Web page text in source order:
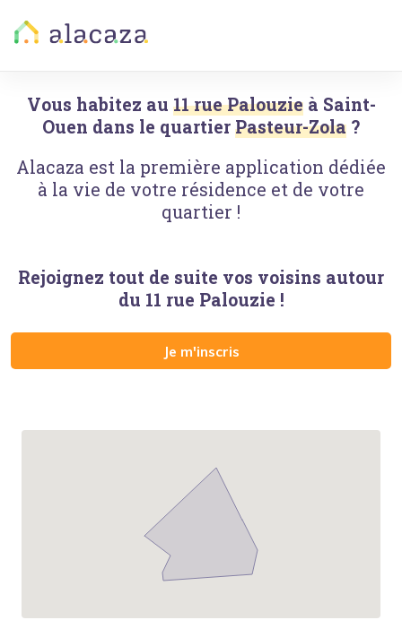
Vous habitez au 11 rue Palouzieà Saint-
Ouen dans le quartier Pasteur-Zola ?
Alacaza est la première application dédiée
à la vie de votre résidence et de votre
quartier !
Rejoignez tout de suite vos voisins autour
du 11 rue Palouzie !
Je m'inscris